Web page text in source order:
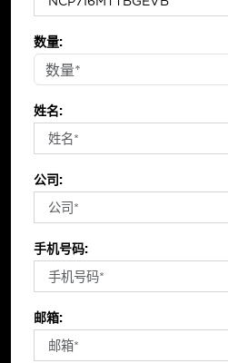
数量:
姓名:
公司:
手机号码:
邮箱: